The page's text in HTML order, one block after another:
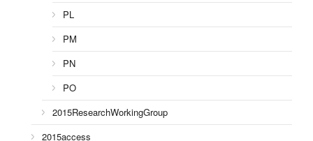
PL
PM
PN
PO
2015ResearchWorkingGroup
2015access